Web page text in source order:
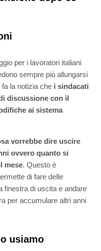
per i lavoratori italiani
sempre più allungarsi
fa la notizia che i sindacati
discussione con il
ai sistema
vorrebbe dire uscire
ovvero quanto si
mese. Questo è
di fare delle
finestra di uscita e andare
per accumulare altri anni
usiamo